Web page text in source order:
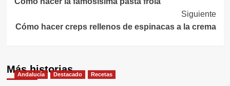
de
entradas
Siguiente
Cómo hacer creps rellenos de espinacas a la crema
Más historias
Andalucía Destacado Recetas